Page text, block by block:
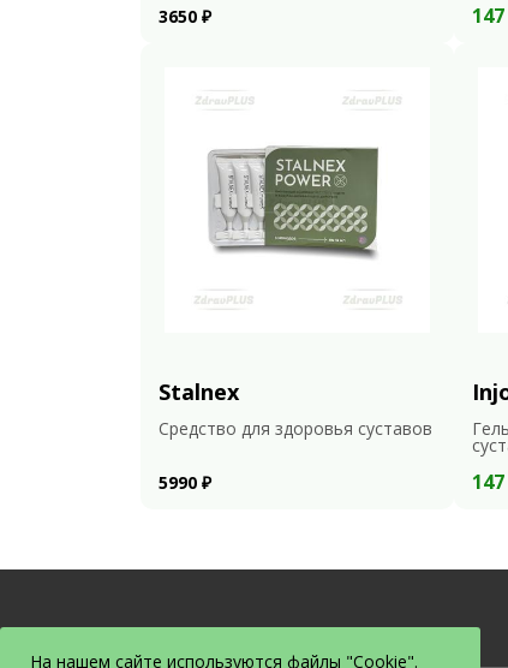
3650 ₽
Stalnex
Средство для здоровья суставов
5990 ₽
На нашем сайте используются файлы "Cookie".